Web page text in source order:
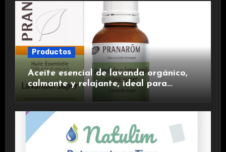
Productos
Aceite esencial de lavanda orgánico,
calmante y relajante, ideal para